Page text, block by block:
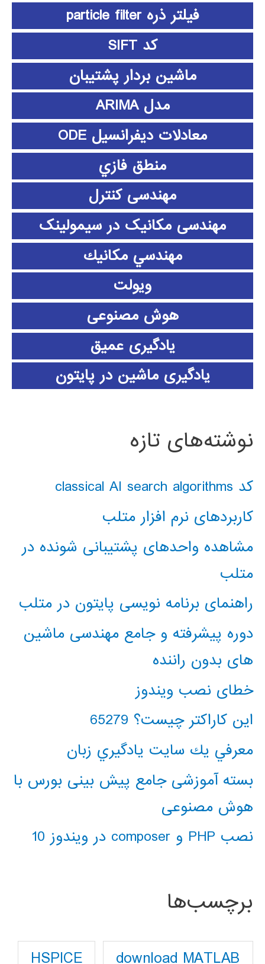
فیلتر ذره particle filter
کد SIFT
ماشین بردار پشتیبان
مدل ARIMA
معادلات دیفرانسیل ODE
منطق فازي
مهندسی کنترل
مهندسی مکانیک در سیمولینک
مهندسي مكانيك
ویولت
هوش مصنوعی
یادگیری عمیق
یادگیری ماشین در پایتون
نوشته‌های تازه
کد classical AI search algorithms
کاربردهای نرم افزار متلب
مشاهده واحدهای پشتیبانی شونده در
متلب
راهنمای برنامه نویسی پایتون در متلب
دوره پیشرفته و جامع مهندسی ماشین
های بدون راننده
خطای نصب ویندوز
این کاراکتر چیست؟ 65279
معرفي يك سايت يادگيري زبان
بسته آموزشی جامع پیش بینی بورس با
هوش مصنوعی
نصب PHP و composer در ویندوز 10
برچسب‌ها
download MATLAB
HSPICE